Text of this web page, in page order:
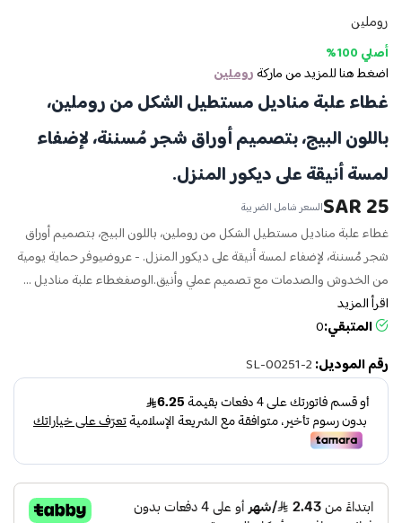
روملين
أصلي 100%
اضغط هنا للمزيد من ماركةروملين
غطاء علبة مناديل مستطيل الشكل من روملين،
باللون البيج، بتصميم أوراق شجر مُسننة، لإضفاء
لمسة أنيقة على ديكور المنزل.
25 SAR السعر شامل الضريبة
غطاء علبة مناديل مستطيل الشكل من روملين، باللون البيج، بتصميم أوراق
شجر مُسننة، لإضفاء لمسة أنيقة على ديكور المنزل. - عروضيوفر حماية يومية
من الخدوش والصدمات مع تصميم عملي وأنيق.الوصفغطاء علبة مناديل ...
اقرأ المزيد
المتبقي:0
رقم الموديل: SL-00251-2